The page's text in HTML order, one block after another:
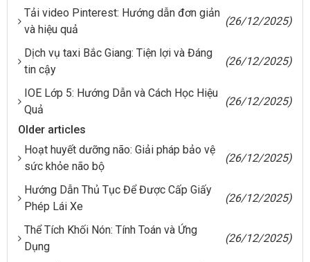
Tải video Pinterest: Hướng dẫn đơn giản
và hiệu quả
(26/12/2025)
Dịch vụ taxi Bắc Giang: Tiện lợi và Đáng
tin cậy
(26/12/2025)
IOE Lớp 5: Hướng Dẫn và Cách Học Hiệu
Quả
(26/12/2025)
Older articles
Hoạt huyết dưỡng não: Giải pháp bảo vệ
sức khỏe não bộ
(26/12/2025)
Hướng Dẫn Thủ Tục Để Được Cấp Giấy
Phép Lái Xe
(26/12/2025)
Thể Tích Khối Nón: Tính Toán và Ứng
Dụng
(26/12/2025)